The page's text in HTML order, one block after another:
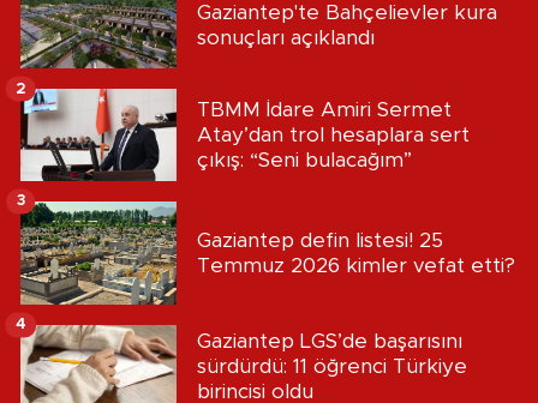
Gaziantep'te Bahçelievler kura
sonuçları açıklandı
TBMM İdare Amiri Sermet
Atay’dan trol hesaplara sert
çıkış: “Seni bulacağım”
2
Gaziantep defin listesi! 25
Temmuz 2026 kimler vefat etti?
3
Gaziantep LGS’de başarısını
sürdürdü: 11 öğrenci Türkiye
birincisi oldu
4